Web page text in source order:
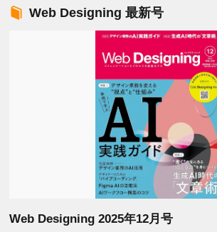
Web Designing 最新号
Web Designing 2025年12月号